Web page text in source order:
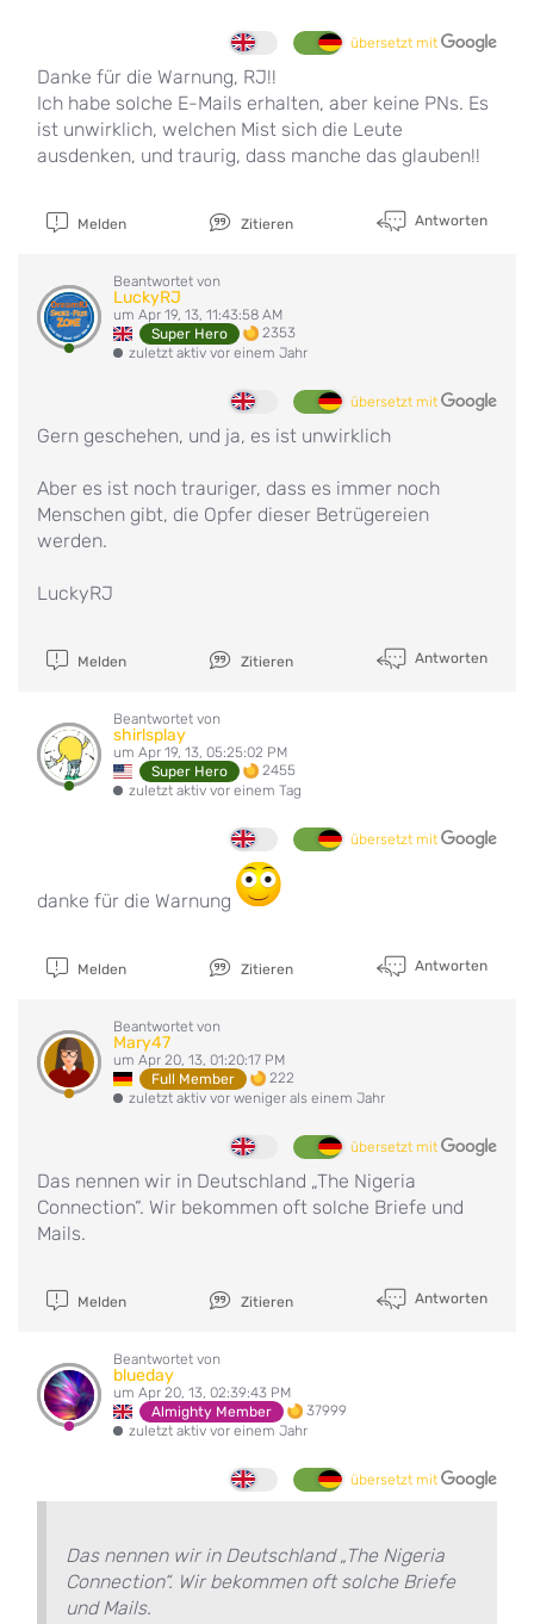
übersetzt mit
Danke für die Warnung, RJ!!
Ich habe solche E-Mails erhalten, aber keine PNs. Es
ist unwirklich, welchen Mist sich die Leute
ausdenken, und traurig, dass manche das glauben!!
Melden Zitieren Antworten
Beantwortet von
LuckyRJ
um Apr 19, 13, 11:43:58 AM
Super Hero
2353
zuletzt aktiv vor einem Jahr
übersetzt mit
Gern geschehen, und ja, es ist unwirklich
Aber es ist noch trauriger, dass es immer noch
Menschen gibt, die Opfer dieser Betrügereien
werden.
LuckyRJ
Melden Zitieren Antworten
Beantwortet von
shirlsplay
um Apr 19, 13, 05:25:02 PM
Super Hero
2455
zuletzt aktiv vor einem Tag
übersetzt mit
danke für die Warnung
Melden Zitieren Antworten
Beantwortet von
Mary47
um Apr 20, 13, 01:20:17 PM
Full Member
222
zuletzt aktiv vor weniger als einem Jahr
übersetzt mit
Das nennen wir in Deutschland „The Nigeria
Connection“. Wir bekommen oft solche Briefe und
Mails.
Melden Zitieren Antworten
Beantwortet von
blueday
um Apr 20, 13, 02:39:43 PM
Almighty Member
37999
zuletzt aktiv vor einem Jahr
übersetzt mit
Das nennen wir in Deutschland „The Nigeria
Connection“. Wir bekommen oft solche Briefe
und Mails.